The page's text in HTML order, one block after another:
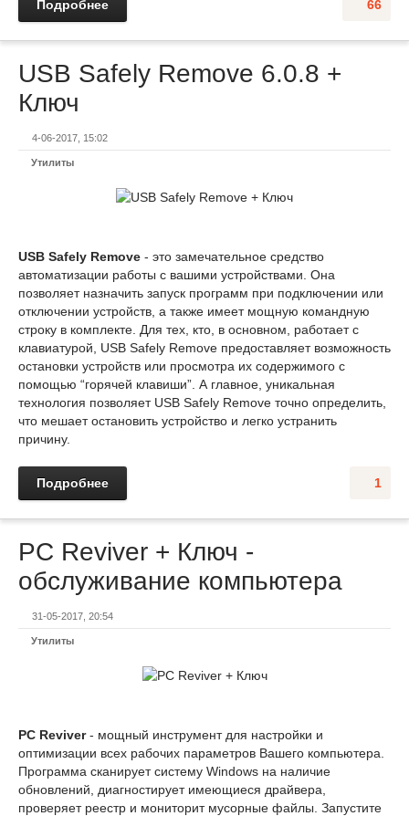
66
Подробнее
USB Safely Remove 6.0.8 +
Ключ
4-06-2017, 15:02
Утилиты
USB Safely Remove - это замечательное средство
автоматизации работы с вашими устройствами. Она
позволяет назначить запуск программ при подключении или
отключении устройств, а также имеет мощную командную
строку в комплекте. Для тех, кто, в основном, работает с
клавиатурой, USB Safely Remove предоставляет возможность
остановки устройств или просмотра их содержимого с
помощью “горячей клавиши”. А главное, уникальная
технология позволяет USB Safely Remove точно определить,
что мешает остановить устройство и легко устранить
причину.
1
Подробнее
PC Reviver + Ключ -
обслуживание компьютера
31-05-2017, 20:54
Утилиты
PC Reviver- мощный инструмент для настройки и
оптимизации всех рабочих параметров Вашего компьютера.
Программа сканирует систему Windows на наличие
обновлений, диагностирует имеющиеся драйвера,
проверяет реестр и мониторит мусорные файлы. Запустите